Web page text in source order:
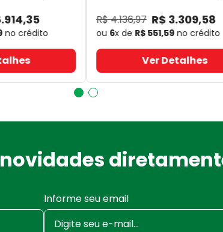
.914,35
no crédito
R$4.136,97 R$ 3.309,58
ou 6x de R$ 551,59no crédito
Ver Detalhes
Informe seu email